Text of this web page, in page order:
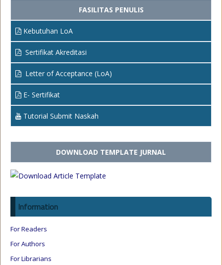
FASILITAS PENULIS
Kebutuhan LoA
Sertifikat Akreditasi
Letter of Acceptance (LoA)
E- Sertifikat
Tutorial Submit Naskah
DOWNLOAD TEMPLATE JURNAL
Information
For Readers
For Authors
For Librarians